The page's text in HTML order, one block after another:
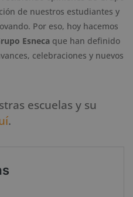
de nuestros estudiantes y
Por eso, hoy hacemos
Esneca que han definido
celebraciones y nuevos
escuelas y su
.